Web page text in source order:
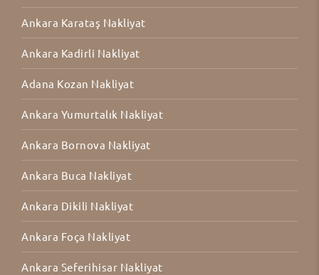
Ankara Karataş Nakliyat
Ankara Kadirli Nakliyat
Adana Kozan Nakliyat
Ankara Yumurtalık Nakliyat
Ankara Bornova Nakliyat
Ankara Buca Nakliyat
Ankara Dikili Nakliyat
Ankara Foça Nakliyat
Ankara Seferihisar Nakliyat